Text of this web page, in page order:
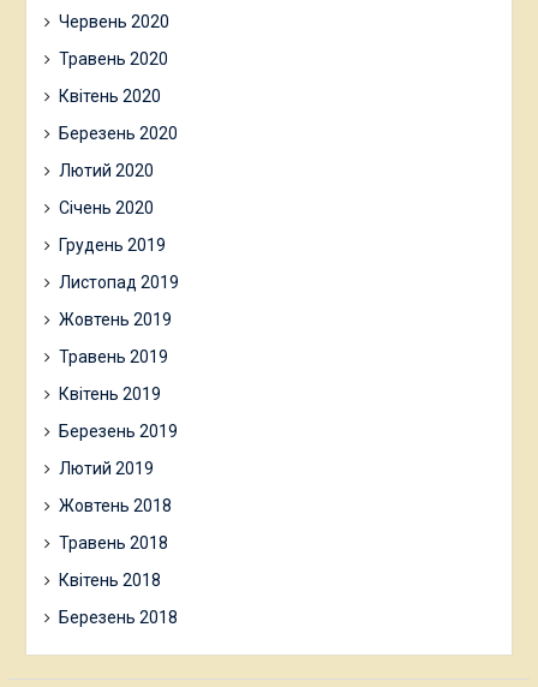
Червень 2020
Травень 2020
Квітень 2020
Березень 2020
Лютий 2020
Січень 2020
Грудень 2019
Листопад 2019
Жовтень 2019
Травень 2019
Квітень 2019
Березень 2019
Лютий 2019
Жовтень 2018
Травень 2018
Квітень 2018
Березень 2018